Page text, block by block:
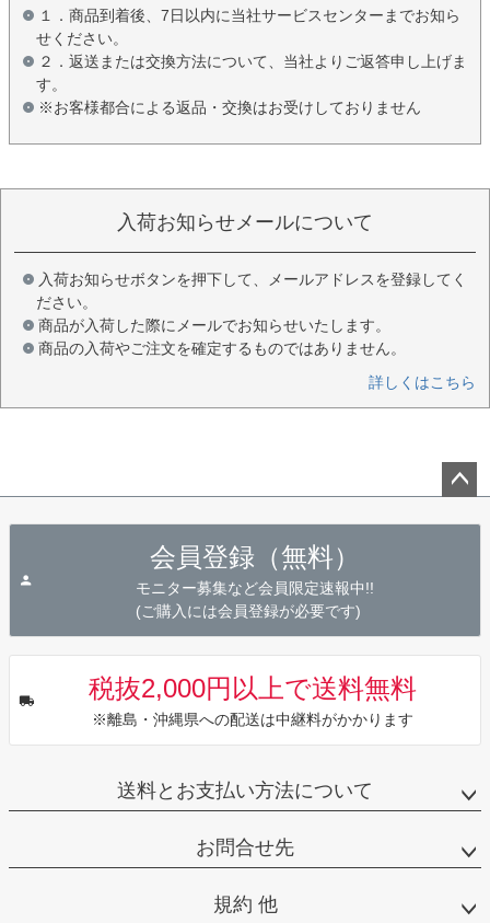
１．商品到着後、7日以内に当社サービスセンターまでお知ら
せください。
２．返送または交換方法について、当社よりご返答申し上げま
す。
※お客様都合による返品・交換はお受けしておりません
入荷お知らせメールについて
入荷お知らせボタンを押下して、メールアドレスを登録してく
ださい。
商品が入荷した際にメールでお知らせいたします。
商品の入荷やご注文を確定するものではありません。
詳しくはこちら
会員登録（無料）
モニター募集など会員限定速報中!!
(ご購入には会員登録が必要です)
税抜2,000円以上で送料無料
※離島・沖縄県への配送は中継料がかかります
送料とお支払い方法について
お問合せ先
規約 他